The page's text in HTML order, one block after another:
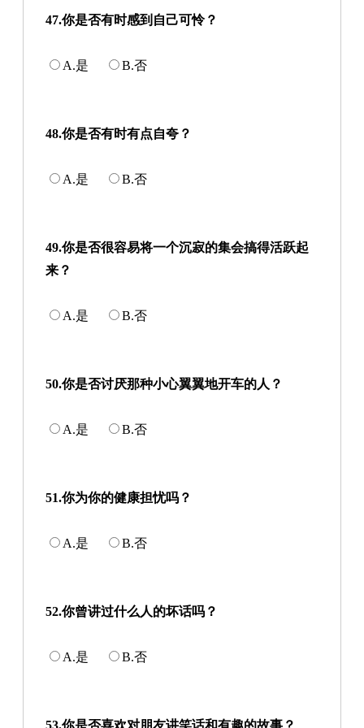
47.你是否有时感到自己可怜？
A.是 B.否
48.你是否有时有点自夸？
A.是 B.否
49.你是否很容易将一个沉寂的集会搞得活跃起
来？
A.是 B.否
50.你是否讨厌那种小心翼翼地开车的人？
A.是 B.否
51.你为你的健康担忧吗？
A.是 B.否
52.你曾讲过什么人的坏话吗？
A.是 B.否
53.你是否喜欢对朋友讲笑话和有趣的故事？